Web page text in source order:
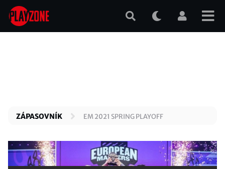
Přejít
hlavnímu
ZÁPASOVNÍK EM 2021 SPRING PLAYOFF